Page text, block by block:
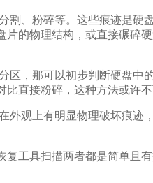
、粉碎等。这些痕迹是硬
的物理结构，或直接碾碎
，那可以初步判断硬盘
直接粉碎，这种方法或许不
观上有明显物理破坏痕迹
工具扫描两者都是简单且